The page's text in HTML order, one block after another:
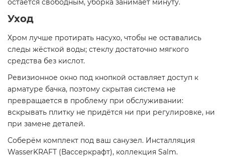
остаётся свободным, уборка занимает минуту.
Уход
Хром лучше протирать насухо, чтобы не оставались
следы жёсткой воды; стеклу достаточно мягкого
средства без кислот.
Ревизионное окно под кнопкой оставляет доступ к
арматуре бачка, поэтому скрытая система не
превращается в проблему при обслуживании:
вскрывать плитку не придётся ни при регулировке, ни
при замене деталей.
Соберём комплект под ваш санузел. Инсталляция
WasserKRAFT (Вассеркрафт), коллекция Salm.